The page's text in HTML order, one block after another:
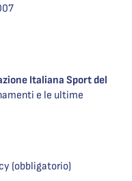
Italiana Sport del
e le ultime
(obbligatorio)